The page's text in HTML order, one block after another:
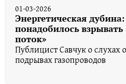
01-03-2026
Энергетическая
понадобилось
поток»
Публицист Савчук о
подрывах газопроводов